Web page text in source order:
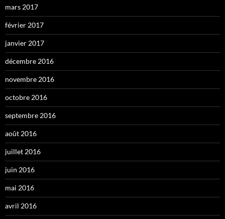
mars 2017
février 2017
janvier 2017
décembre 2016
novembre 2016
octobre 2016
septembre 2016
août 2016
juillet 2016
juin 2016
mai 2016
avril 2016